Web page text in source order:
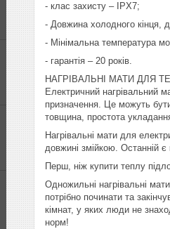
- клас захисту – IPX7;
- Довжина холодного кінця,
- Мінімальна температура
- гарантія – 20 років.
НАГРІВАЛЬНІ МАТИ ДЛЯ
Електричний нагрівальний
призначення. Це можуть
товщина, простота
Нагрівальні мати для
довжині змійкою. Останній
Перш, ніж купити теплу
Одножильні нагрівальні
потрібно починати та
кімнат, у яких люди не
норм!